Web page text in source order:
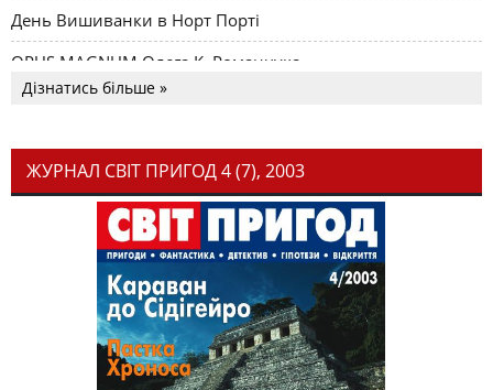
День Вишиванки в Норт Порті
OPUS MAGNUM Олега К. Романчука
Дізнатись більше »
ЖУРНАЛ СВІТ ПРИГОД 4 (7), 2003